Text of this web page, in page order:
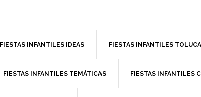
FIESTAS INFANTILES IDEAS FIESTAS INFANTILES TOLUCA
FIESTAS INFANTILES TEMÁTICAS FIESTAS INFANTILES